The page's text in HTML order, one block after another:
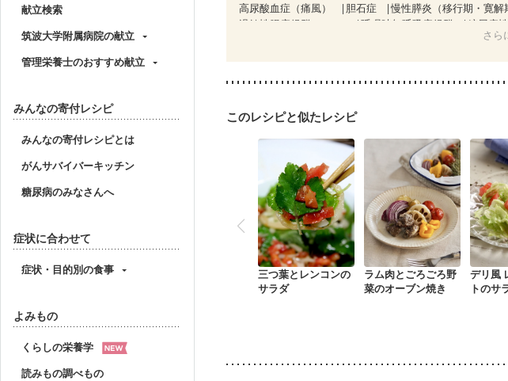
献立検索
筑波大学附属病院の献立
管理栄養士のおすすめ献立
みんなの寄付レシピ
みんなの寄付レシピとは
がんサバイバーキッチン
糖尿病のみなさんへ
症状に合わせて
症状・目的別の食事
よみもの
くらしの栄養学
読みもの調べもの
高尿酸血症（痛風）
胆石症 慢性膵炎（移行期・寛解
過敏性腸症候群（IBS）
睡眠時無呼吸症候群 糖尿病
CKD
妊婦健診・血糖値が気になる（初期）
妊娠高血圧(中期)
妊活中
更年期
さら
このレシピと似たレシピ
三つ葉とレンコンの
サラダ
ラム肉とごろごろ野
菜のオーブン焼き
デリ風
トのサ